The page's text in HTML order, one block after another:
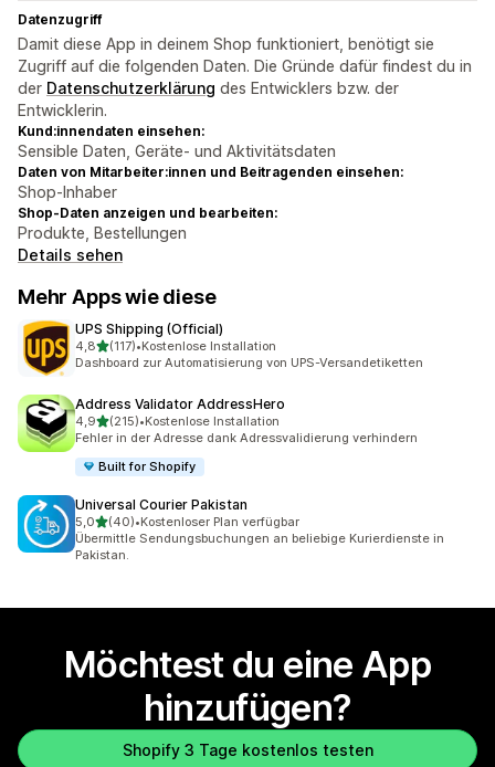
Datenzugriff
Damit diese App in deinem Shop funktioniert, benötigt sie
Zugriff auf die folgenden Daten. Die Gründe dafür findest du in
der Datenschutzerklärung des Entwicklers bzw. der
Entwicklerin.
Kund:innendaten einsehen:
Sensible Daten, Geräte- und Aktivitätsdaten
Daten von Mitarbeiter:innen und Beitragenden einsehen:
Shop-Inhaber
Shop-Daten anzeigen und bearbeiten:
Produkte, Bestellungen
Details sehen
Mehr Apps wie diese
UPS Shipping (Official)
4,8von 5 Sternen
(117)
117 Rezensionen insgesamt
•Kostenlose Installation
Dashboard zur Automatisierung von UPS-Versandetiketten
Address Validator AddressHero
4,9von 5 Sternen
(215)
215 Rezensionen insgesamt
•Kostenlose Installation
Fehler in der Adresse dank Adressvalidierung verhindern
Built for Shopify
Universal Courier Pakistan
5,0von 5 Sternen
(40)
40 Rezensionen insgesamt
•Kostenloser Plan verfügbar
Übermittle Sendungsbuchungen an beliebige Kurierdienste in
Pakistan.
Möchtest du eine App
hinzufügen?
Shopify 3 Tage kostenlos testen